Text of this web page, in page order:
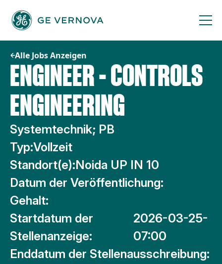
Inhalt
springen
Alle Jobs Anzeigen
ENGINEER - CONTROLS
ENGINEERING
Systemtechnik; PB
Typ:Vollzeit
Standort(e):Noida UP IN 10
Datum der Veröffentlichung:
Gehalt:
Startdatum der
Stellenanzeige:
2026-03-25-
07:00
Enddatum der Stellenausschreibung: